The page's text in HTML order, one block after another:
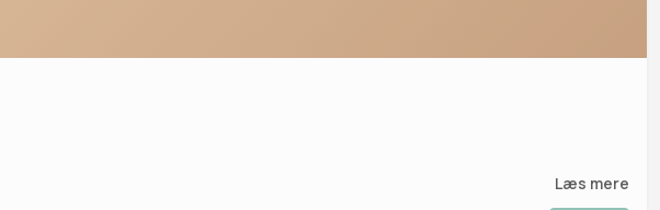
Læs mere